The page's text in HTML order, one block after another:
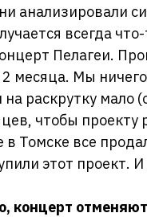
анализировали
всегда
Пелагеи.
месяца. Мы
раскрутку мало
чтобы проекту
Томске все
этот проект.
концерт